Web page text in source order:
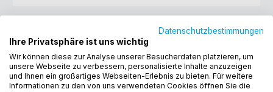
1,60 m
Datenschutzbestimmungen
Ihre Privatsphäre ist uns wichtig
Wir können diese zur Analyse unserer Besucherdaten platzieren, um
unsere Webseite zu verbessern, personalisierte Inhalte anzuzeigen
und Ihnen ein großartiges Webseiten-Erlebnis zu bieten. Für weitere
Informationen zu den von uns verwendeten Cookies öffnen Sie die